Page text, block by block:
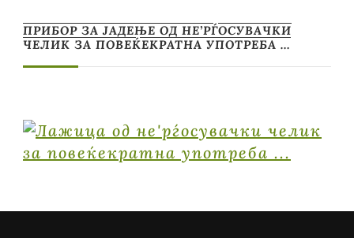
ПРИБОР ЗА ЈАДЕЊЕ ОД НЕ’РЃОСУВАЧКИ
ЧЕЛИК ЗА ПОВЕЌЕКРАТНА УПОТРЕБА …